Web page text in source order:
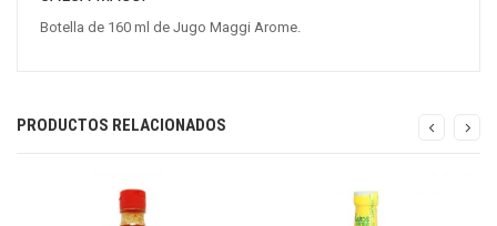
Botella de 160 ml de Jugo Maggi Arome.
PRODUCTOS RELACIONADOS